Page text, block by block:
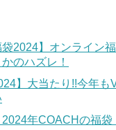
袋2024】オンライン
のハズレ！
】大当たり!!今年も
2024年COACHの福